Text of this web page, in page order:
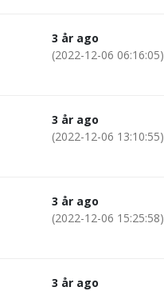
3 år ago
(2022-12-06 06:16:05)
3 år ago
(2022-12-06 13:10:55)
3 år ago
(2022-12-06 15:25:58)
3 år ago